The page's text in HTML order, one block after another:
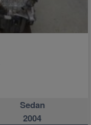
Sedan
2004